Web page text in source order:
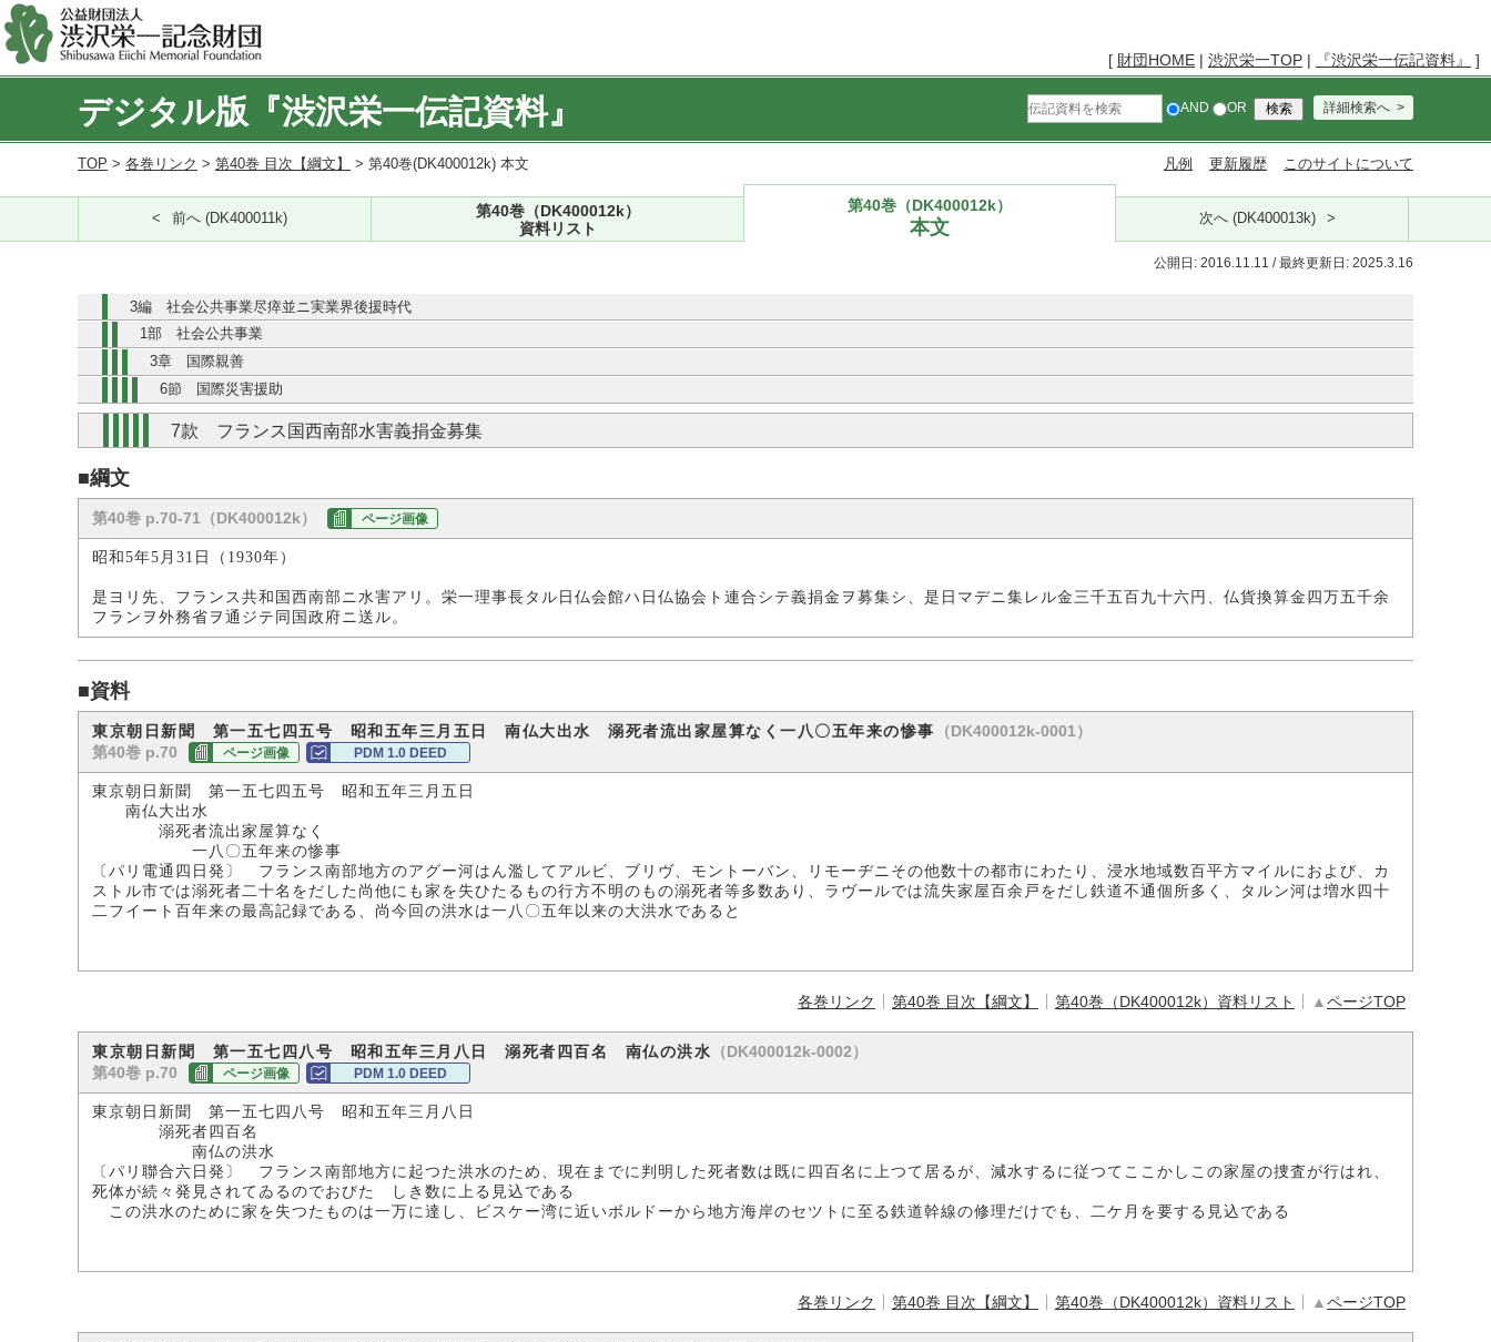
[ 財団HOME | 渋沢栄一TOP | 『渋沢栄一伝記資料』 ]
デジタル版『渋沢栄一伝記資料』 AND OR 詳細検索へ
TOP > 各巻リンク > 第40巻 目次【綱文】 > 第40巻(DK400012k) 本文 凡例 更新履歴 このサイトについて
前へ (DK400011k)
第40巻（DK400012k）
資料リスト
第40巻（DK400012k）
本文 次へ (DK400013k)
公開日: 2016.11.11 / 最終更新日: 2025.3.16
3編 社会公共事業尽瘁並ニ実業界後援時代
1部 社会公共事業
3章 国際親善
6節 国際災害援助
7款 フランス国西南部水害義捐金募集
■綱文
第40巻 p.70-71（DK400012k） ページ画像
昭和5年5月31日（1930年）
是ヨリ先、フランス共和国西南部ニ水害アリ。栄一理事長タル日仏会館ハ日仏協会ト連合シテ義捐金ヲ募集シ、是日マデニ集レル金三千五百九十六円、仏貨換算金四万五千余
フランヲ外務省ヲ通ジテ同国政府ニ送ル。
■資料
東京朝日新聞 第一五七四五号 昭和五年三月五日 南仏大出水 溺死者流出家屋算なく一八〇五年来の惨事
（DK400012k-0001）
第40巻 p.70
ページ画像 PDM 1.0 DEED
東京朝日新聞 第一五七四五号 昭和五年三月五日
南仏大出水
溺死者流出家屋算なく
一八〇五年来の惨事
〔パリ電通四日発〕 フランス南部地方のアグー河はん濫してアルビ、ブリヴ、モントーバン、リモーヂニその他数十の都市にわたり、浸水地域数百平方マイルにおよび、カ
ストル市では溺死者二十名をだした尚他にも家を失ひたるもの行方不明のもの溺死者等多数あり、ラヴールでは流失家屋百余戸をだし鉄道不通個所多く、タルン河は増水四十
二フイート百年来の最高記録である、尚今回の洪水は一八〇五年以来の大洪水であると
各巻リンク 第40巻 目次【綱文】 第40巻（DK400012k）資料リスト ▲ページTOP
東京朝日新聞 第一五七四八号 昭和五年三月八日 溺死者四百名 南仏の洪水 （DK400012k-0002）
第40巻 p.70
ページ画像 PDM 1.0 DEED
東京朝日新聞 第一五七四八号 昭和五年三月八日
溺死者四百名
南仏の洪水
〔パリ聯合六日発〕 フランス南部地方に起つた洪水のため、現在までに判明した死者数は既に四百名に上つて居るが、減水するに従つてここかしこの家屋の捜査が行はれ、
死体が続々発見されてゐるのでおびたゞしき数に上る見込である
この洪水のために家を失つたものは一万に達し、ビスケー湾に近いボルドーから地方海岸のセツトに至る鉄道幹線の修理だけでも、二ケ月を要する見込である
各巻リンク 第40巻 目次【綱文】 第40巻（DK400012k）資料リスト ▲ページTOP